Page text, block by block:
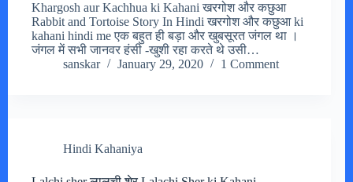
Khargosh aur Kachhua ki Kahani खरगोश और कछुआ
Rabbit and Tortoise Story In Hindi खरगोश और कछुआ ki
kahani hindi me एक बहुत ही बड़ा और खुबसूरत जंगल था ।
जंगल में सभी जानवर हंसी -खुशी रहा करते थे उसी…
sanskar
January 29, 2020 1 Comment
Hindi Kahaniya